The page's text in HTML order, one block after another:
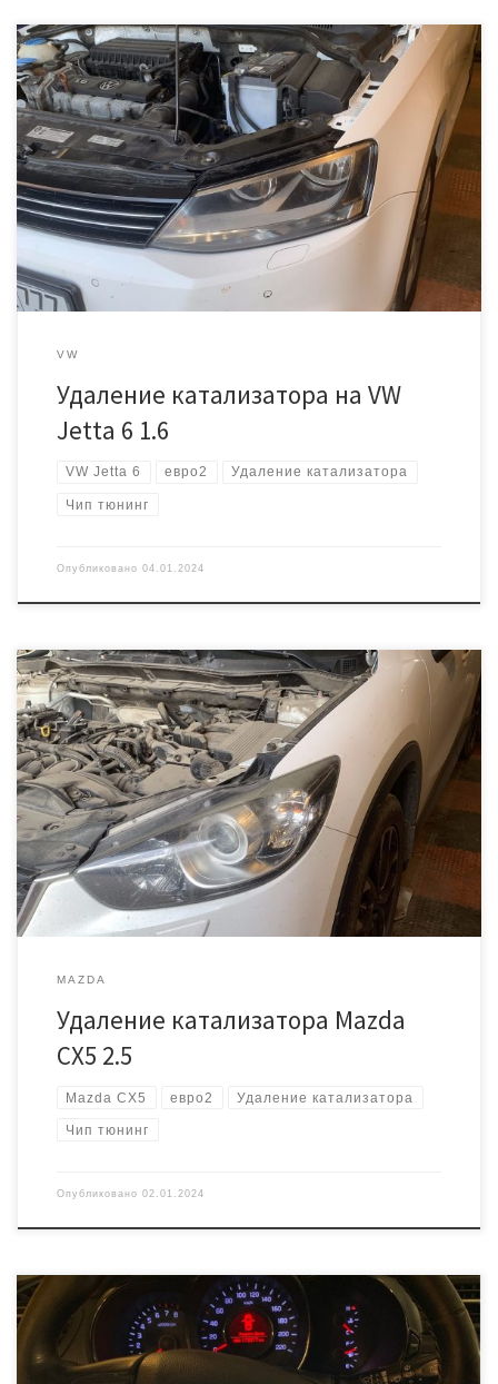
Автомобиль ФВ Джетта с мотором CLRA. Сразу хочется
отметить, что никаких ошибок или проблем замечено не было.
Просто «паранойя» владельца заставила проверить состояние
катализатора, пробег всё таки 256 тысяч км. И оказалось, что не
зря! Откручиваем приемную трубу и видим: А дальше делаем чип
тюнинг под нормы евро2 И продолжаем […]
VW
Удаление катализатора на VW
Jetta 6 1.6
VW Jetta 6 евро2 Удаление катализатора
Чип тюнинг
Опубликовано 04.01.2024
Хозяйка этой мазды стала замечать, что динамика разгона стала
хуже, появилось «плавание» оборотов. Подозрения на
катализатор и было решено его убрать! Тем более на этих
автомобилях, каталитический нейтрализатор это слабое место.
Всегда подобные работы начинаем с прошивки ЭБУ, так как если
по каким то причинам не получится прошить машину, то […]
MAZDA
Удаление катализатора Mazda
CX5 2.5
Mazda CX5 евро2 Удаление катализатора
Чип тюнинг
Опубликовано 02.01.2024
В общем то стандартная ситуация для КИА РИО. Загорелся CHECK